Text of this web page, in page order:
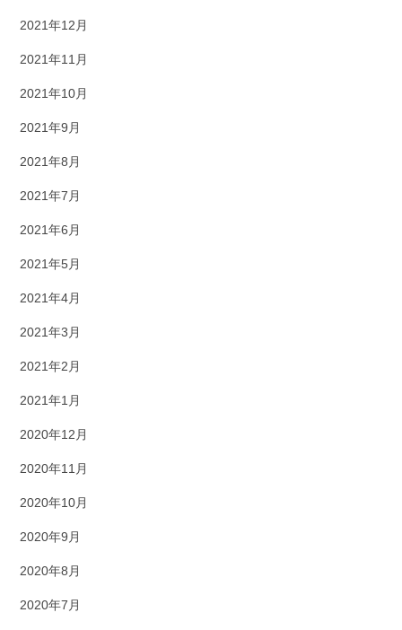
2021年12月
2021年11月
2021年10月
2021年9月
2021年8月
2021年7月
2021年6月
2021年5月
2021年4月
2021年3月
2021年2月
2021年1月
2020年12月
2020年11月
2020年10月
2020年9月
2020年8月
2020年7月